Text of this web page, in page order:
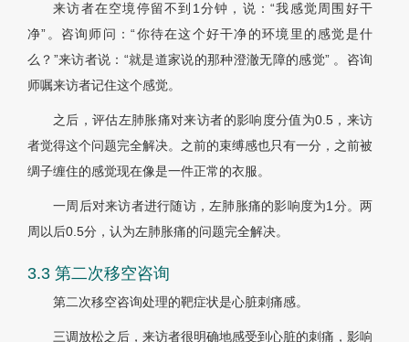
来访者在空境停留不到1分钟，说：“我感觉周围好干
净”。咨询师问：“你待在这个好干净的环境里的感觉是什
么？”来访者说：“就是道家说的那种澄澈无障的感觉” 。咨询
师嘱来访者记住这个感觉。
之后，评估左肺胀痛对来访者的影响度分值为0.5，来访
者觉得这个问题完全解决。之前的束缚感也只有一分，之前被
绸子缠住的感觉现在像是一件正常的衣服。
一周后对来访者进行随访，左肺胀痛的影响度为1分。两
周以后0.5分，认为左肺胀痛的问题完全解决。
3.3 第二次移空咨询
第二次移空咨询处理的靶症状是心脏刺痛感。
三调放松之后，来访者很明确地感受到心脏的刺痛，影响